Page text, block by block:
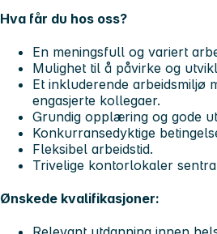
Hva får du hos oss?
En meningsfull og variert
Mulighet til å påvirke og
Et inkluderende arbeidsmiljø
engasjerte kollegaer.
Grundig opplæring og gode
Konkurransedyktige
Fleksibel arbeidstid.
Trivelige kontorlokaler
Ønskede kvalifikasjoner: